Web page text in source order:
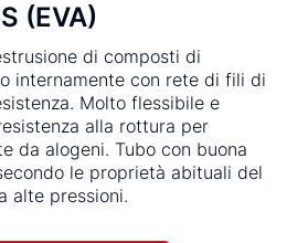
(EVA)
di composti di
internamente con rete di fili di
Molto flessibile e
alla rottura per
da alogeni. Tubo con buona
le proprietà abituali del
alte pressioni.